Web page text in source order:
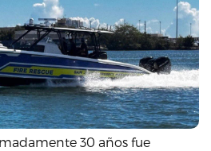
30 años fue